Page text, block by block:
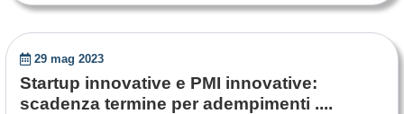
29 mag 2023
Startup innovative e PMI innovative:
scadenza termine per adempimenti ....